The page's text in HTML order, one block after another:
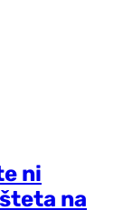
ni
na